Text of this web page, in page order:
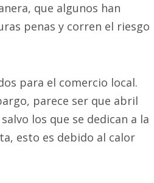
que algunos han
penas y corren el riesgo
para el comercio local.
parece ser que abril
los que se dedican a la
esto es debido al calor